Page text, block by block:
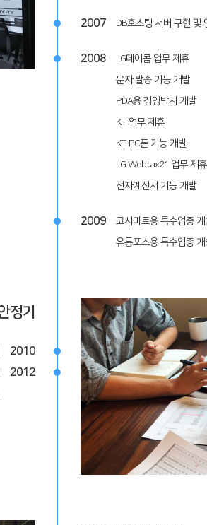
2007 DB호스팅 서버 구현 및
2008
LG데이콤 업무 제휴
문자 발송 기능 개발
PDA용 경영박사 개발
KT 업무 제휴
KT PC폰 기능 개발
LG Webtax21 업무 제휴
전자계산서 기능 개발
2009
코사마트용 특수업종 개
유통포스용 특수업종 개
정기
2010
2012